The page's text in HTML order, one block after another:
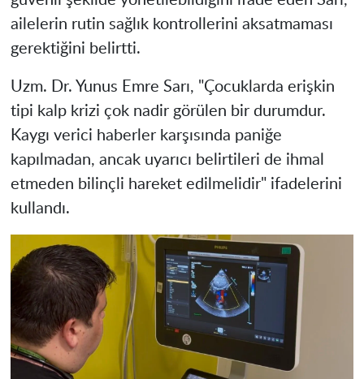
ailelerin rutin sağlık kontrollerini aksatmaması
gerektiğini belirtti.
Uzm. Dr. Yunus Emre Sarı, "Çocuklarda erişkin
tipi kalp krizi çok nadir görülen bir durumdur.
Kaygı verici haberler karşısında paniğe
kapılmadan, ancak uyarıcı belirtileri de ihmal
etmeden bilinçli hareket edilmelidir" ifadelerini
kullandı.